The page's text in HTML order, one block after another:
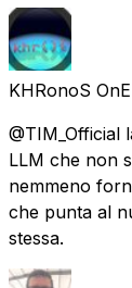
KHRonoS OnE
@TIM_Official
LLM che non
nemmeno
che punta al
stessa.